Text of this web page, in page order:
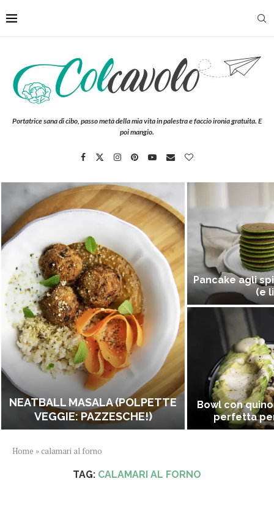
Portatrice sana di cibo, passo metà della mia vita in palestra e faccio ironia gratuita. E
poi mangio.
NEATBALL MASALA (POLPETTE
VEGGIE: PAZZESCHE!)
Pancake agli
(e
Bowl con
perfetta
Home » calamari al forno
TAG: CALAMARI AL FORNO